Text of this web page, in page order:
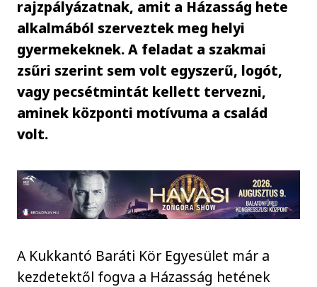
rajzpályázatnak, amit a Házasság hete
alkalmából szerveztek meg helyi
gyermekeknek. A feladat a szakmai
zsűri szerint sem volt egyszerű, logót,
vagy pecsétmintát kellett tervezni,
aminek központi motívuma a család
volt.
A Kukkantó Baráti Kör Egyesület már a
kezdetektől fogva a Házasság hetének